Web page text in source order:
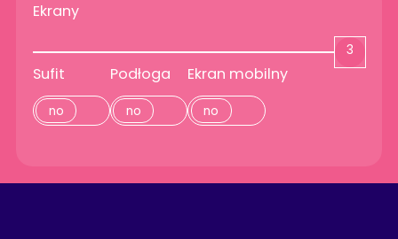
Ekrany
Sufit Podłoga Ekran mobilny